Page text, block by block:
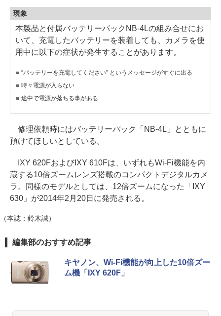
現象
本製品と付属バッテリーパックNB-4Lの組み合せにお
いて、充電したバッテリーを装着しても、カメラを使
用中に以下の症状が発生することがあります。
“バッテリーを充電してください” というメッセージがすぐに出る
時々電源が入らない
途中で電源が落ちる事がある
修理依頼時にはバッテリーパック「NB-4L」とともに
預けてほしいとしている。
IXY 620FおよびIXY 610Fは、いずれもWi-Fi機能を内
蔵する10倍ズームレンズ搭載のコンパクトデジタルカメ
ラ。同様のモデルとしては、12倍ズームになった「IXY
630」が2014年2月20日に発売される。
（本誌：鈴木誠）
編集部のおすすめ記事
キヤノン、Wi-Fi機能が向上した10倍ズー
ム機「IXY 620F」